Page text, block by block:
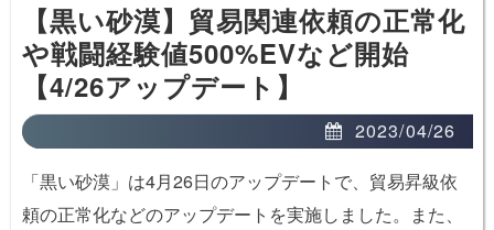
【黒い砂漠】貿易関連依頼の正常化
や戦闘経験値500%EVなど開始
【4/26アップデート】
2023/04/26
「黒い砂漠」は4月26日のアップデートで、貿易昇級依
頼の正常化などのアップデートを実施しました。また、